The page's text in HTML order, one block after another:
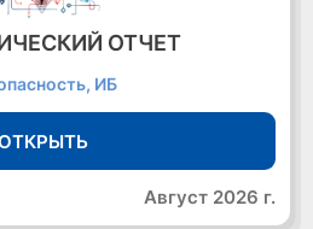
ОТЧЕТ
ИБ
Август 2026 г.